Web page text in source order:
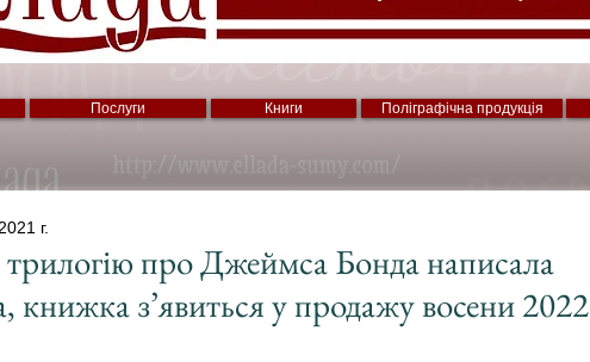
Послуги Книги Поліграфічна продукція
про Джеймса Бонда написала
книжка з’явиться у продажу восени 2022
г.